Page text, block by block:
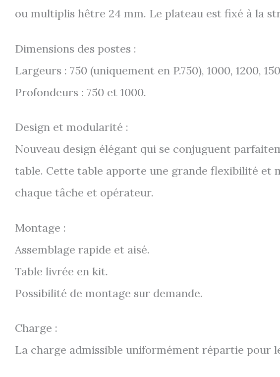
ou multiplis hêtre 24 mm. Le plateau est fixé à la
Dimensions des postes :
Largeurs : 750 (uniquement en P.750), 1000, 1200,
Profondeurs : 750 et 1000.
Design et modularité :
Nouveau design élégant qui se conjuguent
table. Cette table apporte une grande flexibilité et
chaque tâche et opérateur.
Montage :
Assemblage rapide et aisé.
Table livrée en kit.
Possibilité de montage sur demande.
Charge :
La charge admissible uniformément répartie pour